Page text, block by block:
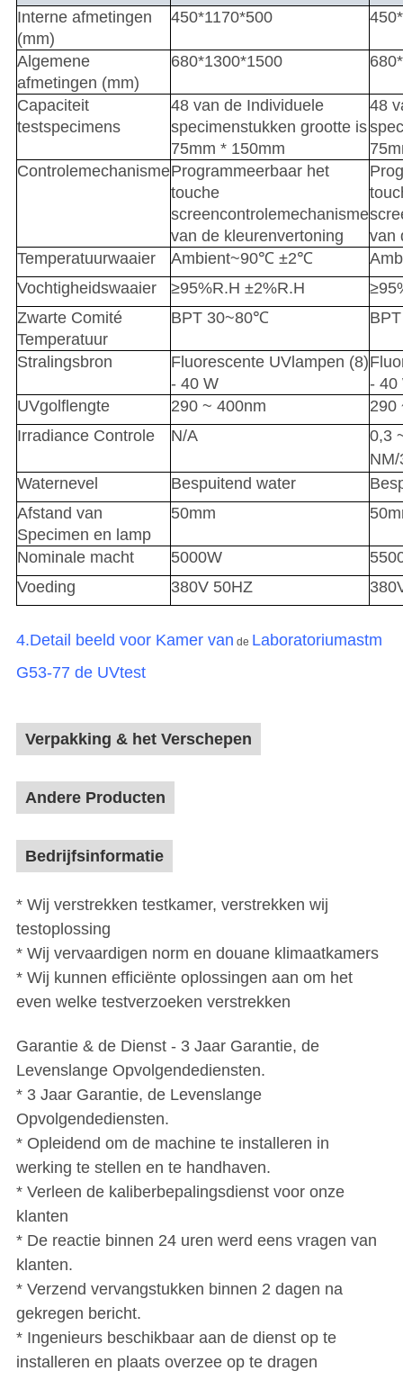
Interne afmetingen
(mm)
450*1170*500
Algemene
afmetingen (mm)
680*1300*1500
Capaciteit
testspecimens
48 van de Individuele
specimenstukken grootte is
75mm * 150mm
48
ControlemechanismeProgrammeerbaar het
touche
screencontrolemechanisme
van de kleurenvertoning
van
Temperatuurwaaier
Ambient~90℃ ±2℃
Vochtigheidswaaier
≥95%R.H ±2%R.H
Zwarte Comité
Temperatuur
BPT 30~80℃
Stralingsbron
Fluorescente UVlampen (8)
- 40 W
- 40
UVgolflengte
290 ~ 400nm
290
Irradiance Controle
N/A
0,3
Waternevel
Bespuitend water
Afstand van
Specimen en lamp
50mm
Nominale macht 5000W
Voeding
380V 50HZ
4.Detail beeld voor Kamer van de Laboratoriumastm
G53-77 de UVtest
Verpakking & het Verschepen
Andere Producten
Bedrijfsinformatie
* Wij verstrekken testkamer, verstrekken wij
testoplossing
* Wij vervaardigen norm en douane klimaatkamers
* Wij kunnen efficiënte oplossingen aan om het
even welke testverzoeken verstrekken
Garantie & de Dienst - 3 Jaar Garantie, de
Levenslange Opvolgendediensten.
* 3 Jaar Garantie, de Levenslange
Opvolgendediensten.
* Opleidend om de machine te installeren in
werking te stellen en te handhaven.
* Verleen de kaliberbepalingsdienst voor onze
klanten
* De reactie binnen 24 uren werd eens vragen van
klanten.
* Verzend vervangstukken binnen 2 dagen na
gekregen bericht.
* Ingenieurs beschikbaar aan de dienst op te
installeren en plaats overzee op te dragen